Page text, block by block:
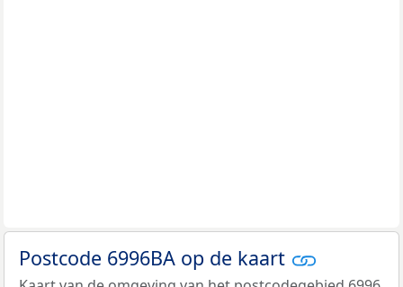
Postcode 6996BA op de kaart